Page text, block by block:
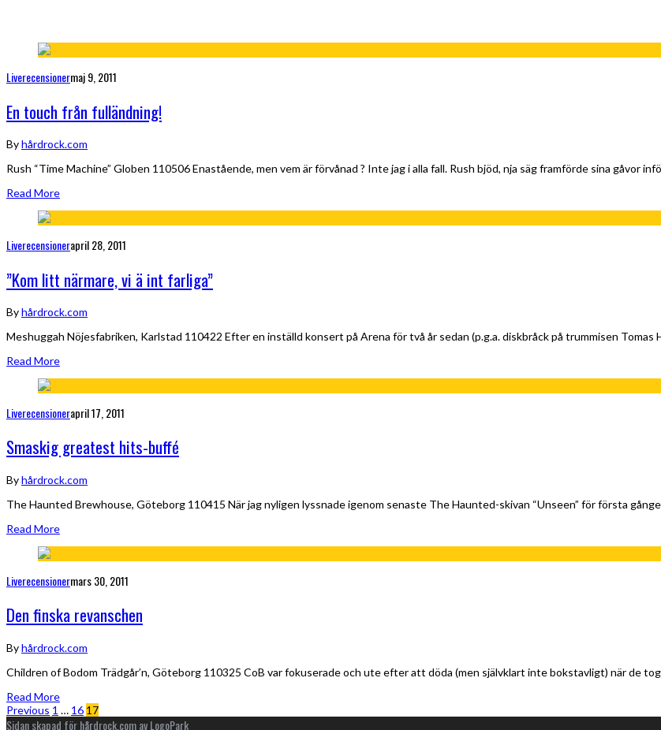
Liverecensionermaj 9, 2011
En touch från fulländning!
Byhårdrock.com
Rush “Time Machine” Globen 110506 Enastående, men vem är förvånad ? Inte jag i alla fall. Rush bjöd, nja säg framförde sina gåvor
Read More
Liverecensionerapril 28, 2011
”Kom litt närmare, vi ä int farliga”
Byhårdrock.com
Meshuggah Nöjesfabriken, Karlstad 110422 Efter en inställd konsert på Arena för två år sedan (p.g.a. diskbråck på trummisen
Read More
Liverecensionerapril 17, 2011
Smaskig greatest hits-buffé
Byhårdrock.com
The Haunted Brewhouse, Göteborg 110415 När jag nyligen lyssnade igenom senaste The Haunted-skivan “Unseen” för första
Read More
Liverecensionermars 30, 2011
Den finska revanschen
Byhårdrock.com
Children of Bodom Trädgår’n, Göteborg 110325 CoB var fokuserade och ute efter att döda (men självklart inte bokstavligt) när de
Read More
Previous 1 … 16 17
Sidan skapad förhårdrock.comavLogoPark